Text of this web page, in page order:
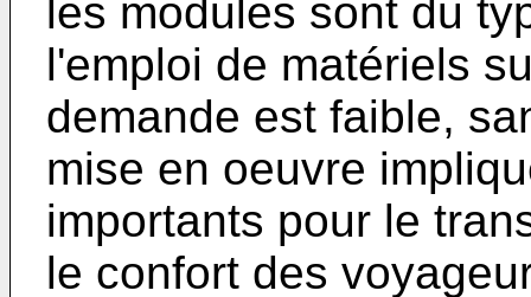
les modules sont du
l'emploi de matériels
demande est faible,
mise en oeuvre
importants pour le
le confort des